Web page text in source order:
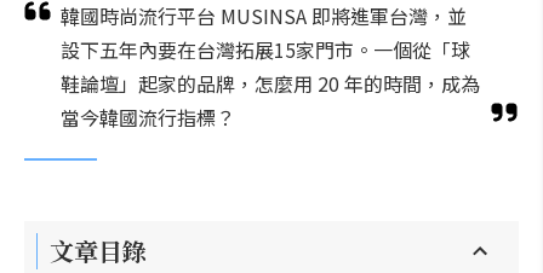
韓國時尚流行平台 MUSINSA 即將進軍台灣，並
設下五年內要在台灣拓展15家門市。一個從「球
鞋論壇」起家的品牌，怎麼用 20 年的時間，成為
當今韓國流行指標？
文章目錄